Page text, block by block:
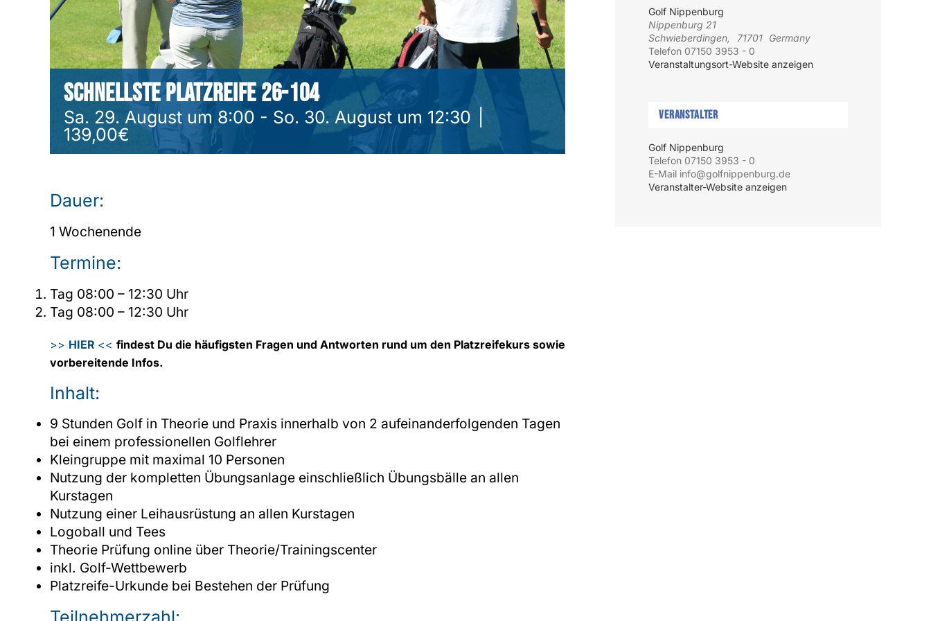
Schnellste Platzreife 26-104
Sa. 29. August um 8:00 - So. 30. August um 12:30 |
139,00€
Dauer:
1 Wochenende
Termine:
Tag 08:00 – 12:30 Uhr
Tag 08:00 – 12:30 Uhr
>> HIER << findest Du die häufigsten Fragen und Antworten rund um den Platzreifekurs sowie
vorbereitende Infos.
Inhalt:
9 Stunden Golf in Theorie und Praxis innerhalb von 2 aufeinanderfolgenden Tagen
bei einem professionellen Golflehrer
Kleingruppe mit maximal 10 Personen
Nutzung der kompletten Übungsanlage einschließlich Übungsbälle an allen
Kurstagen
Nutzung einer Leihausrüstung an allen Kurstagen
Logoball und Tees
Theorie Prüfung online über Theorie/Trainingscenter
inkl. Golf-Wettbewerb
Platzreife-Urkunde bei Bestehen der Prüfung
Golf Nippenburg
Nippenburg 21
Schwieberdingen, 71701
Germany
Telefon 07150 3953 - 0
Veranstaltungsort-Website anzeigen
Veranstalter
Golf Nippenburg
Telefon 07150 3953 - 0
E-Mail info@golfnippenburg.de
Veranstalter-Website anzeigen